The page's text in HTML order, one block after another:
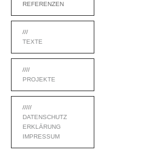
REFERENZEN
///
TEXTE
////
PROJEKTE
/////
DATENSCHUTZ
ERKLÄRUNG
IMPRESSUM